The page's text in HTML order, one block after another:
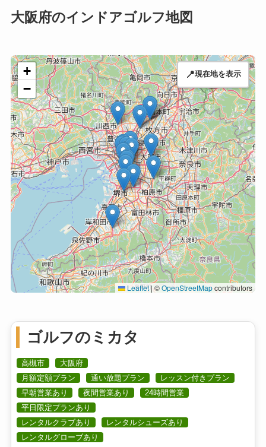
大阪府のインドアゴルフ地図
+
−
Leaflet | ©OpenStreetMapcontributors
📍現在地を表示
ゴルフのミカタ
高槻市
大阪府
月額定額プラン
通い放題プラン
レッスン付きプラン
早朝営業あり
夜間営業あり
24時間営業
平日限定プランあり
レンタルクラブあり
レンタルシューズあり
レンタルグローブあり